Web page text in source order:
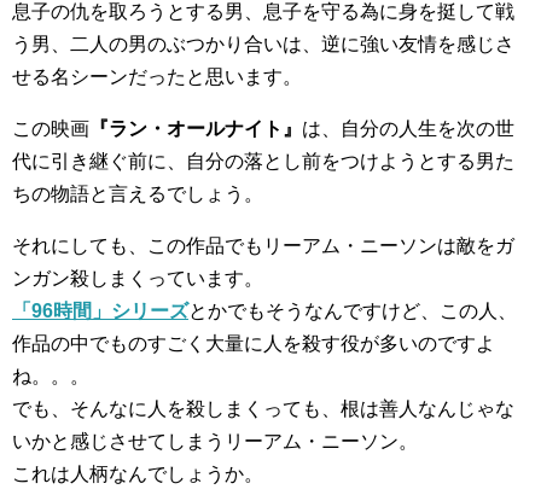
息子の仇を取ろうとする男、息子を守る為に身を挺して戦
う男、二人の男のぶつかり合いは、逆に強い友情を感じさ
せる名シーンだったと思います。
この映画 『ラン・オールナイト』 は、自分の人生を次の世
代に引き継ぐ前に、自分の落とし前をつけようとする男た
ちの物語と言えるでしょう。
それにしても、この作品でもリーアム・ニーソンは敵をガ
ンガン殺しまくっています。
「96時間」シリーズとかでもそうなんですけど、この人、
作品の中でものすごく大量に人を殺す役が多いのですよ
ね。。。
でも、そんなに人を殺しまくっても、根は善人なんじゃな
いかと感じさせてしまうリーアム・ニーソン。
これは人柄なんでしょうか。